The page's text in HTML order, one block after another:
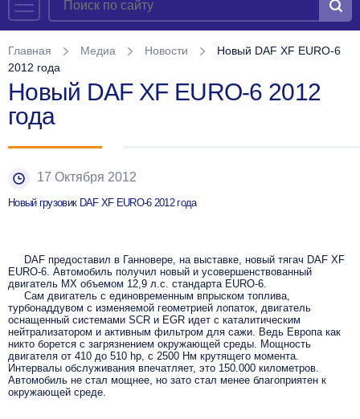
Главная Медиа Новости
Новый DAF XF EURO-6
2012 года
Новый DAF XF EURO-6 2012
года
17 Октября 2012
Новый грузовик DAF XF EURO-6 2012 года
DAF предоставил в Ганновере, на выставке, новый тягач DAF XF
EURO-6. Автомобиль получил новый и усовершенствованный
двигатель MX объемом 12,9 л.с. стандарта EURO-6.
Сам двигатель с единовременным впрыском топлива,
турбонаддувом с изменяемой геометрией лопаток, двигатель
оснащенный системами SCR и EGR идет с каталитическим
нейтрализатором и активным фильтром для сажи. Ведь Европа как
никто борется с загрязнением окружающей среды. Мощность
двигателя от 410 до 510 hp, с 2500 Нм крутящего момента.
Интервалы обслуживания впечатляет, это 150.000 километров.
Автомобиль не стал мощнее, но зато стал менее благоприятен к
окружающей среде.